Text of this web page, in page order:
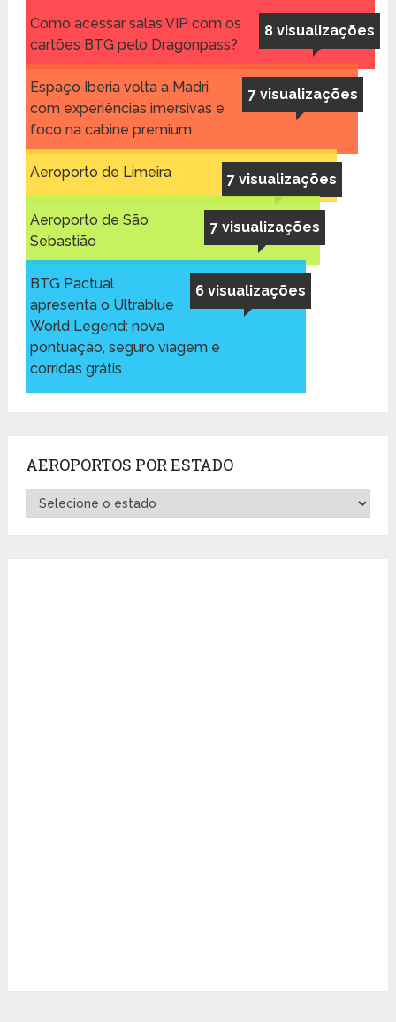
8 visualizações
Como acessar salas VIP com os
cartões BTG pelo Dragonpass?
7 visualizações
Espaço Iberia volta a Madri
com experiências imersivas e
foco na cabine premium
7 visualizações
Aeroporto de Limeira
7 visualizações
Aeroporto de São
Sebastião
6 visualizações
BTG Pactual
apresenta o Ultrablue
World Legend: nova
pontuação, seguro viagem e
corridas grátis
AEROPORTOS POR ESTADO
Aeroportos
por